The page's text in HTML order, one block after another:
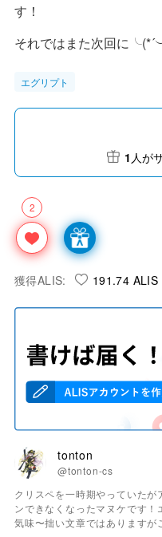
す！
それではまた次回に
エグリプト
2
1 人が
獲得ALIS: 191.74 ALIS
tonton
@tonton-cs
クリスペを一時期やっていた
ンできなくなったマヌケです
気味〜拙い文章ではありますが